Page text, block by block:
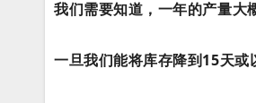
我们需要知道，一年的产量大
一旦我们能将库存降到15天或